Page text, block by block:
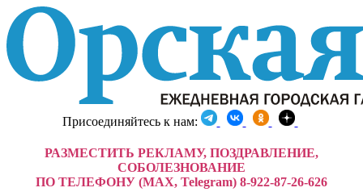
Присоединяйтесь к нам:
РАЗМЕСТИТЬ РЕКЛАМУ, ПОЗДРАВЛЕНИЕ,
СОБОЛЕЗНОВАНИЕ
ПО ТЕЛЕФОНУ (MAX, Telegram) 8-922-87-26-626